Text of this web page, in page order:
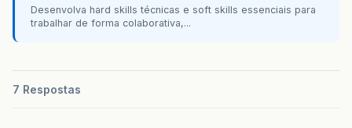
Desenvolva hard skills técnicas e soft skills essenciais para
trabalhar de forma colaborativa,...
7 Respostas